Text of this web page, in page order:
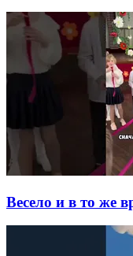
Весело и в то же